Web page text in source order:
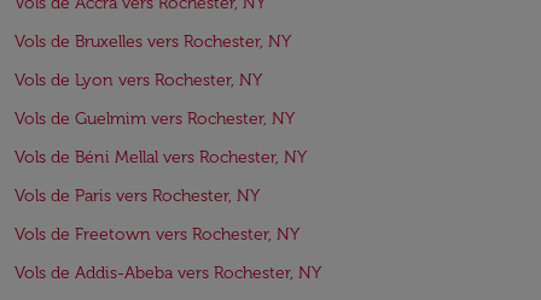
Vols de Bruxelles vers Rochester, NY
Vols de Lyon vers Rochester, NY
Vols de Guelmim vers Rochester, NY
Vols de Béni Mellal vers Rochester, NY
Vols de Paris vers Rochester, NY
Vols de Freetown vers Rochester, NY
Vols de Addis-Abeba vers Rochester, NY